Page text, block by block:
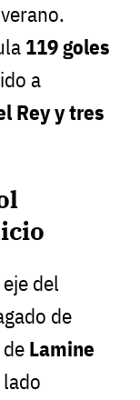
119 goles
a
Rey y tres
del
de
Lamine